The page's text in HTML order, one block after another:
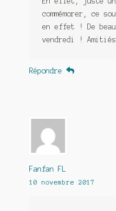
commémorer, ce
en effet ! De
vendredi !
Répondre
Fanfan FL
10 novembre 2017